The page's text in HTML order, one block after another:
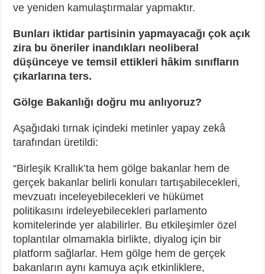
ve yeniden kamulaştırmalar yapmaktır.
Bunları iktidar partisinin yapmayacağı çok açık
zira bu öneriler inandıkları neoliberal
düşünceye ve temsil ettikleri hâkim sınıfların
çıkarlarına ters.
Gölge Bakanlığı doğru mu anlıyoruz?
Aşağıdaki tırnak içindeki metinler yapay zekâ
tarafından üretildi:
“Birleşik Krallık’ta hem gölge bakanlar hem de
gerçek bakanlar belirli konuları tartışabilecekleri,
mevzuatı inceleyebilecekleri ve hükümet
politikasını irdeleyebilecekleri parlamento
komitelerinde yer alabilirler. Bu etkileşimler özel
toplantılar olmamakla birlikte, diyalog için bir
platform sağlarlar. Hem gölge hem de gerçek
bakanların aynı kamuya açık etkinliklere,